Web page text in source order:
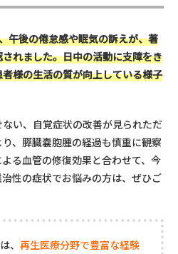
午後の倦怠感や眠気の訴えが、著
れました。日中の活動に支障をき
様の生活の質が向上している様子
い、自覚症状の改善が見られただ
、膵臓嚢胞腫の経過も慎重に観察
る血管の修復効果と合わせて、今
性の症状でお悩みの方は、ぜひご
、 再生医療分野で豊富な経験